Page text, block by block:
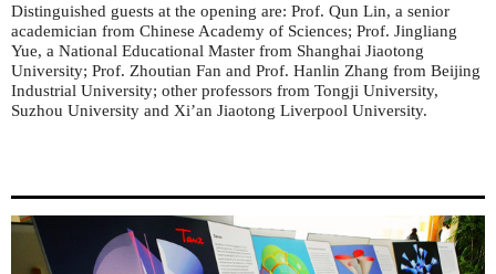
Distinguished guests at the opening are: Prof. Qun Lin, a senior
academician from Chinese Academy of Sciences; Prof. Jingliang
Yue, a National Educational Master from Shanghai Jiaotong
University; Prof. Zhoutian Fan and Prof. Hanlin Zhang from Beijing
Industrial University; other professors from Tongji University,
Suzhou University and Xi’an Jiaotong Liverpool University.